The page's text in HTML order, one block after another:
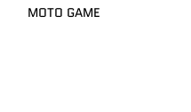
MOTO GAME